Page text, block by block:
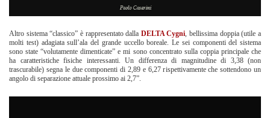
Altro sistema “classico” è rappresentato dalla DELTA Cygni, bellissima doppia (utile a
molti test) adagiata sull’ala del grande uccello boreale. Le sei componenti del sistema
sono state “volutamente dimenticate” e mi sono concentrato sulla coppia principale che
ha caratteristiche fisiche interessanti. Un differenza di magnitudine di 3,38 (non
trascurabile) segna le due componenti di 2,89 e 6,27 rispettivamente che sottendono un
angolo di separazione attuale prossimo ai 2,7”.